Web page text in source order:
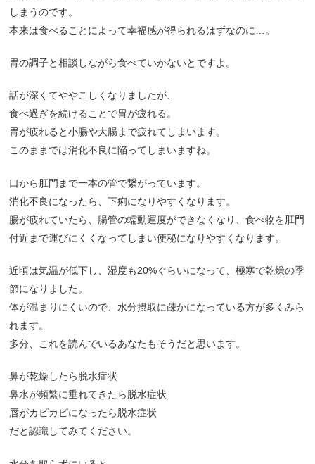
しまうのです。
本来は食べることによって幸福感が得られるはずなのに…。
胃の調子と相談しながら食べていかないとですよ。
話が深くてややこしくなりましたが、
食べ過ぎを続けることで胃が疲れる。
胃が疲れると小腸や大腸まで疲れてしまいます。
このままでは消化不良に陥ってしまいますね。
口から肛門まで一本の管で繋がっています。
消化不良になったら、下痢になりやすくなります。
腸が疲れていたら、腸管の蠕動運度ができなくなり、食べ物を肛門
付近まで運びにくくなってしまい便秘になりやすくなります。
近頃は気温が低下し、湿度も20%ぐらいになって、極寒で乾燥の季
節になりました。
体が温まりにくいので、水分摂取に疎かになっている方が多くみら
れます。
多分、これを読んでいるあなたもそうだと思います。
鼻が乾燥したら脱水症状
鼻水が頻繁に垂れてきたら脱水症状
唇がカピカピになったら脱水症状
だと認識してみてください。